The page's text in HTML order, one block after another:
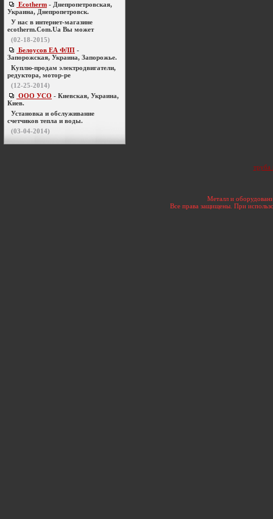
Ecotherm - Днепропетровская,
Украина, Днепропетровск.
У нас в интернет-магазине
ecotherm.Com.Ua Вы может
(02-18-2015)
Белоусов ЕА ФЛП -
Запорожская, Украина, Запорожье.
Куплю-продам электродвигатели,
редуктора, мотор-ре
(12-25-2014)
ООО УСО - Киевская, Украина,
Киев.
Установка и обслуживание
счетчиков тепла и воды.
(03-04-2014)
труба
Металл и
Все права защищены. При